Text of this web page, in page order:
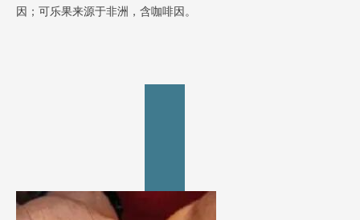
因；可乐果来源于非洲，含咖啡因。